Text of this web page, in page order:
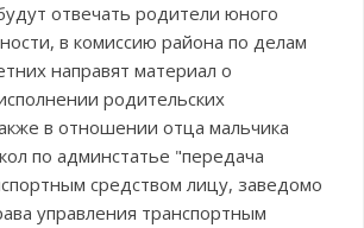
отвечать родители юного
в комиссию района по делам
направят материал о
родительских
в отношении отца мальчика
по админстатье "передача
средством лицу, заведомо
управления транспортным